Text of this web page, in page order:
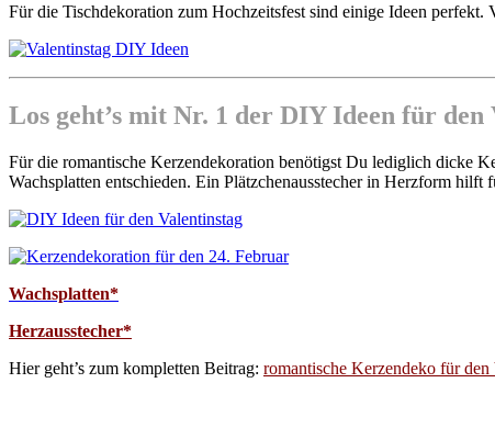
Für die Tischdekoration zum Hochzeitsfest sind einige Ideen
Los geht’s mit Nr. 1 der DIY Ideen für den
Für die romantische Kerzendekoration benötigst Du lediglich dicke
Wachsplatten entschieden. Ein Plätzchenausstecher in Herzform
Wachsplatten*
Herzausstecher*
Hier geht’s zum kompletten Beitrag: romantische Kerzendeko für den